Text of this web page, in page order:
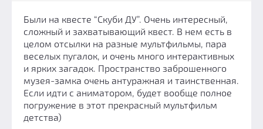
Были на квесте “Скуби ДУ”. Очень интересный,
сложный и захватывающий квест. В нем есть в
целом отсылки на разные мультфильмы, пара
веселых пугалок, и очень много интерактивных
и ярких загадок. Пространство заброшенного
музея-замка очень антуражная и таинственная.
Если идти с аниматором, будет вообще полное
погружение в этот прекрасный мультфильм
детства)